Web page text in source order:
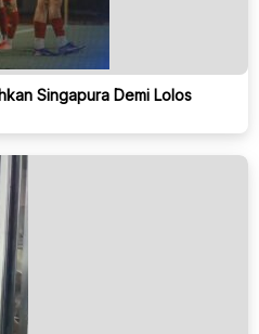
Singapura Demi Lolos